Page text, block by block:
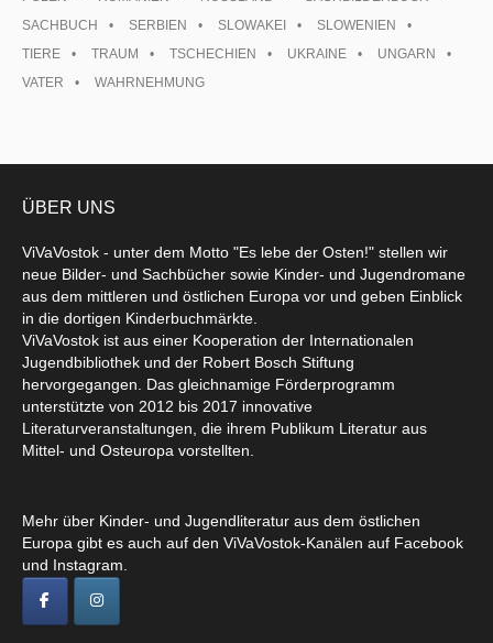
SACHBUCH
SERBIEN SLOWAKEI
SLOWENIEN
TIERE
TRAUM TSCHECHIEN UKRAINE
UNGARN
VATER
WAHRNEHMUNG
ÜBER UNS
ViVaVostok - unter dem Motto "Es lebe der Osten!" stellen wir
neue Bilder- und Sachbücher sowie Kinder- und Jugendromane
aus dem mittleren und östlichen Europa vor und geben Einblick
in die dortigen Kinderbuchmärkte.
ViVaVostok ist aus einer Kooperation der Internationalen
Jugendbibliothek und der Robert Bosch Stiftung
hervorgegangen. Das gleichnamige Förderprogramm
unterstützte von 2012 bis 2017 innovative
Literaturveranstaltungen, die ihrem Publikum Literatur aus
Mittel- und Osteuropa vorstellten.
Mehr über Kinder- und Jugendliteratur aus dem östlichen
Europa gibt es auch auf den ViVaVostok-Kanälen auf Facebook
und Instagram.